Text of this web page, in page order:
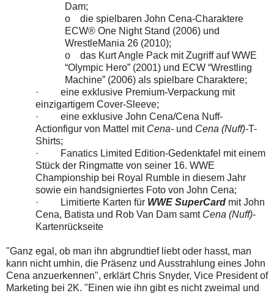
Dam;
o
die spielbaren John Cena-Charaktere
ECW® One Night Stand (2006) und
WrestleMania 26 (2010);
o
das Kurt Angle Pack mit Zugriff auf WWE
“Olympic Hero” (2001) und ECW “Wrestling
Machine” (2006) als spielbare Charaktere;
·
eine exklusive Premium-Verpackung mit
einzigartigem Cover-Sleeve;
·
eine exklusive John Cena/Cena Nuff-
Actionfigur von Mattel mit Cena- und Cena (Nuff)-T-
Shirts;
·
Fanatics Limited Edition-Gedenktafel mit einem
Stück der Ringmatte von seiner 16. WWE
Championship bei Royal Rumble in diesem Jahr
sowie ein handsigniertes Foto von John Cena;
·
Limitierte Karten für WWE SuperCard mit John
Cena, Batista und Rob Van Dam samt Cena (Nuff)-
Kartenrückseite
"Ganz egal, ob man ihn abgrundtief liebt oder hasst, man
kann nicht umhin, die Präsenz und Ausstrahlung eines John
Cena anzuerkennen", erklärt Chris Snyder, Vice President of
Marketing bei 2K. "Einen wie ihn gibt es nicht zweimal und